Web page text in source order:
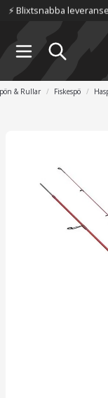
⚡️ Blixtsnabba
& Rullar Fiskespö